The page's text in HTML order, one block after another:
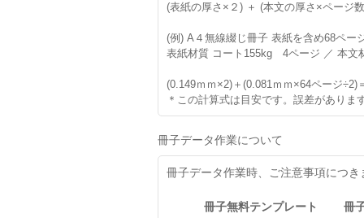
(表紙の厚さ×２) ＋ (本文の厚さ×ページ
(例) A４無線綴じ冊子 表紙を含め68ペー
表紙材質 コート155kg 4ページ ／ 本
(0.149ｍｍ×2)＋(0.081ｍｍ×64ページ÷2)
＊この計算式は目安です。誤差がありま
冊子データ作業について
冊子データ作業時、ご注意事項につ
冊子無料テンプレート 冊